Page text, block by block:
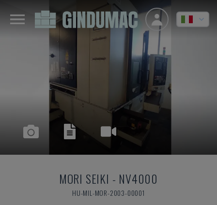
MORI SEIKI - NV4000
HU-MIL-MOR-2003-00001